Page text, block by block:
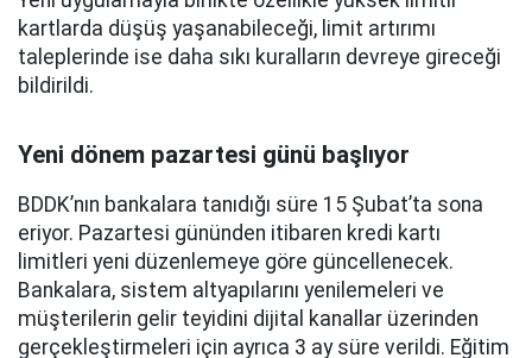
kartlarda düşüş yaşanabileceği, limit artırımı
taleplerinde ise daha sıkı kuralların devreye gireceği
bildirildi.
Yeni dönem pazartesi günü başlıyor
BDDK’nın bankalara tanıdığı süre 15 Şubat’ta sona
eriyor. Pazartesi gününden itibaren kredi kartı
limitleri yeni düzenlemeye göre güncellenecek.
Bankalara, sistem altyapılarını yenilemeleri ve
müşterilerin gelir teyidini dijital kanallar üzerinden
gerçekleştirmeleri için ayrıca 3 ay süre verildi. Eğitim